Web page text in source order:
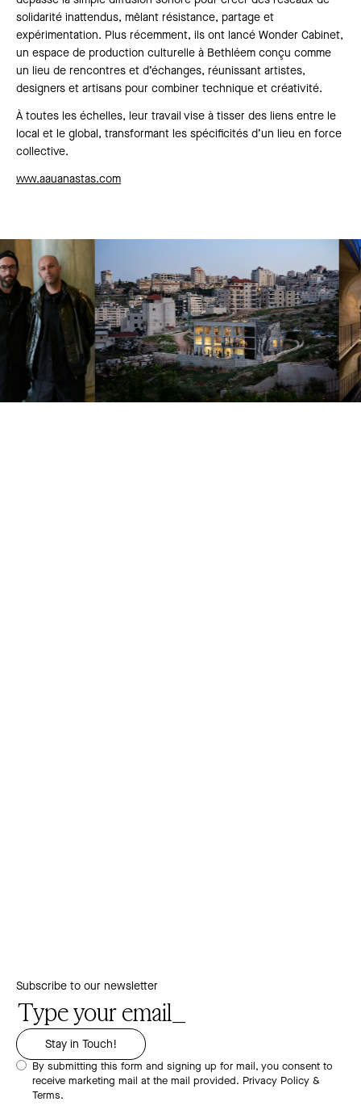
solidarité inattendus, mêlant résistance, partage et
expérimentation. Plus récemment, ils ont lancé Wonder Cabinet,
un espace de production culturelle à Bethléem conçu comme
un lieu de rencontres et d’échanges, réunissant artistes,
designers et artisans pour combiner technique et créativité.
À toutes les échelles, leur travail vise à tisser des liens entre le
local et le global, transformant les spécificités d’un lieu en force
collective.
www.aauanastas.com
Subscribe to our newsletter
By submitting this form and signing up for mail, you consent to
receive marketing mail at the mail provided. Privacy Policy &
Terms.